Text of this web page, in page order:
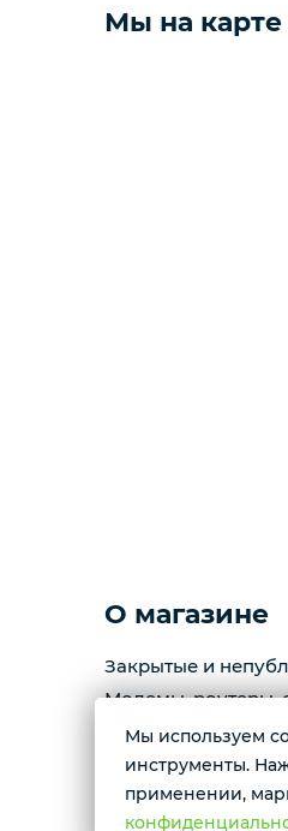
Мы на карте
О магазине
Закрытые и
Модемы, роутеры,
Мы используем
инструменты.
применении,